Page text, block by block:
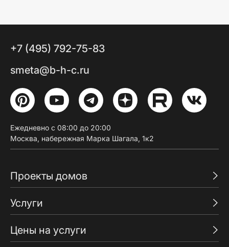
Проекты домов
Услуги
Цены на услуги
+7 (495) 792-75-83
smeta@b-h-c.ru
Ежедневно с 08:00 до 20:00
Москва, набережная Марка Шагала, 1к2